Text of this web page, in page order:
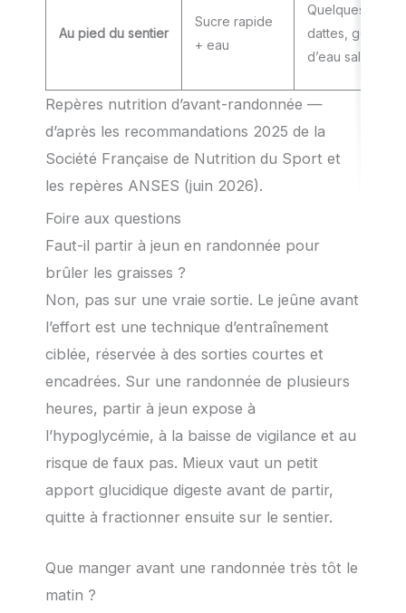
Au pied du sentier
Sucre rapide
+ eau
Quelques
dattes, gorgées
d’eau salée
Repères nutrition d’avant-randonnée —
d’après les recommandations 2025 de la
Société Française de Nutrition du Sport et
les repères ANSES (juin 2026).
Foire aux questions
Faut-il partir à jeun en randonnée pour
brûler les graisses ?
Non, pas sur une vraie sortie. Le jeûne avant
l’effort est une technique d’entraînement
ciblée, réservée à des sorties courtes et
encadrées. Sur une randonnée de plusieurs
heures, partir à jeun expose à
l’hypoglycémie, à la baisse de vigilance et au
risque de faux pas. Mieux vaut un petit
apport glucidique digeste avant de partir,
quitte à fractionner ensuite sur le sentier.
Que manger avant une randonnée très tôt le
matin ?